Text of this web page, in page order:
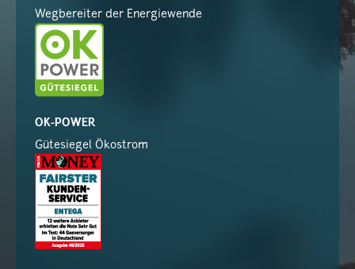
Wegbereiter der Energiewende
OK-POWER
Gütesiegel Ökostrom